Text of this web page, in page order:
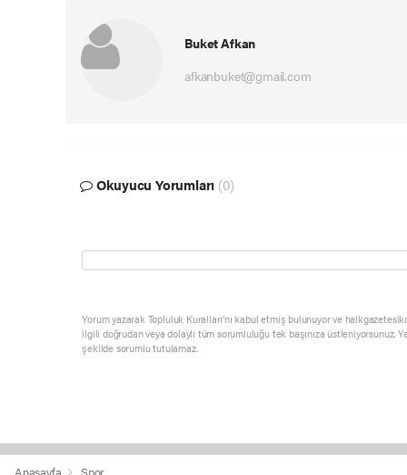
Buket Afkan
afkanbuket@gmail.com
Okuyucu Yorumları (0)
Yorum yazarak Topluluk Kuralları’nı kabul etmiş bulunuyor ve
ilgili doğrudan veya dolaylı tüm sorumluluğu tek başınıza üstleniyorsunuz.
şekilde sorumlu tutulamaz.
Anasayfa Spor